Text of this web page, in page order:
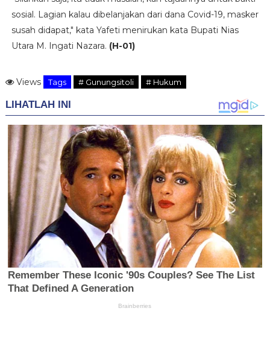
sosial. Lagian kalau dibelanjakan dari dana Covid-19, masker
susah didapat," kata Yafeti menirukan kata Bupati Nias
Utara M. Ingati Nazara. (H-01)
Views Tags # Gunungsitoli # Hukum